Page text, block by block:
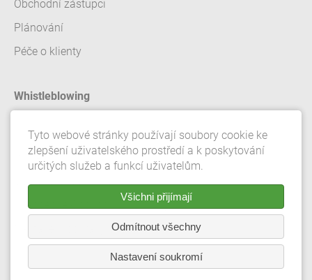
Obchodní zástupci
Plánování
Péče o klienty
Whistleblowing
Kontakt
Impressum
Ochrana osobních údaju
Všeobecné Obchodní Podmínky
Nastavení ochrany osobních údajů
Tyto webové stránky používají soubory cookie ke
zlepšení uživatelského prostředí a k poskytování
určitých služeb a funkcí uživatelům.
Všichni přijímají
Odmítnout všechny
Nastavení soukromí